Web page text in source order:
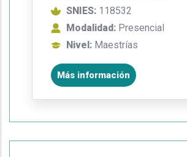
SNIES: 118532
Modalidad: Presencial
Nivel: Maestrías
Más información